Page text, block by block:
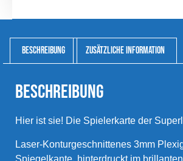
Beschreibung Zusätzliche Information
Beschreibung
Hier ist sie! Die Spielerkarte der
Laser-Konturgeschnittenes 3mm
Spiegelkante, hinterdruckt im